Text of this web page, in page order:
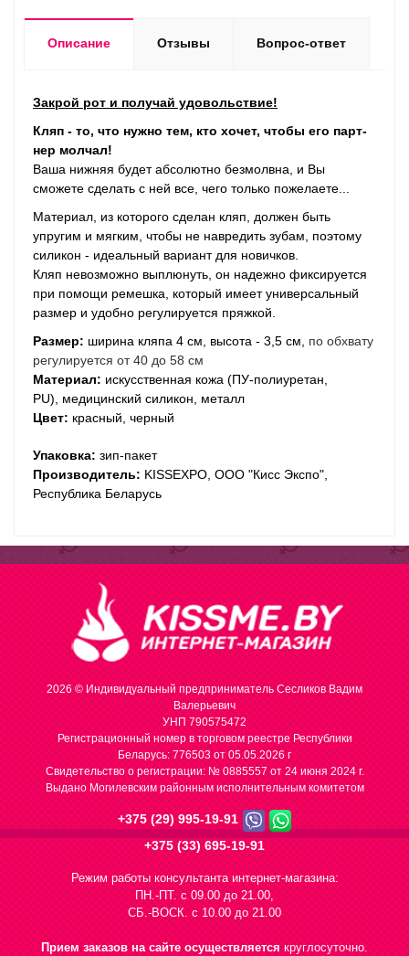
Описание Отзывы Вопрос-ответ
Закрой рот и получай удовольствие!
Кляп - то, что нужно тем, кто хочет, чтобы его парт­
нер мол­чал!
Ваша нижняя будет абсолютно безмолвна, и Вы
сможете сделать с ней все, чего только пожелаете...
Материал, из которого сделан кляп, должен быть
упругим и мягким, чтобы не навредить зубам, поэтому
силикон - идеальный вариант для новичков.
Кляп невозможно выплюнуть, он надежно фиксируется
при помощи ремешка, который имеет уни­вер­саль­ный
размер и удобно регу­ли­ру­ется пряжкой.
Размер: ширина кляпа 4 см, высота - 3,5 см, по обхвату
регулируется от 40 до 58 см
Материал: искусственная кожа (ПУ-полиуретан,
PU), медицинский силикон, металл
Цвет: красный, черный
Упаковка: зип-пакет
Производитель: KISSEXPO, ОOО "Кисс Экспо",
Республика Беларусь
2026 © Индивидуальный предприниматель Сесликов Вадим
Валерьевич
УНП 790575472
Регистрационный номер в торговом реестре Республики
Беларусь: 776503 от 05.05.2026 г
Cвидетельство о регистрации: № 0885557 от 24 июня 2024 г.
Выдано Могилевским районным исполнительным комитетом
+375 (29) 995-19-91
+375 (33) 695-19-91
Режим работы консультанта интернет-магазина:
ПН.-ПТ. с 09.00 до 21.00,
СБ.-ВОСК. с 10.00 до 21.00
Прием заказов на сайте осуществляетсякруглосуточно.